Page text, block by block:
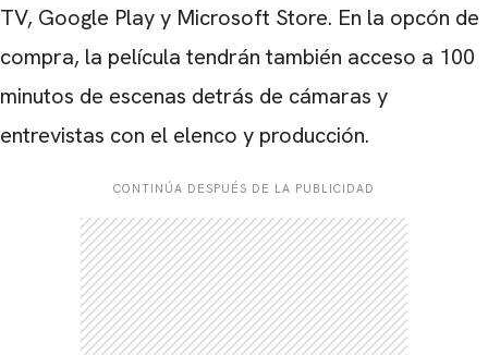
TV, Google Play y Microsoft Store. En la opcón de
compra, la película tendrán también acceso a 100
minutos de escenas detrás de cámaras y
entrevistas con el elenco y producción.
CONTINÚA DESPUÉS DE LA PUBLICIDAD
CARREGANDO PUBLICIDADE